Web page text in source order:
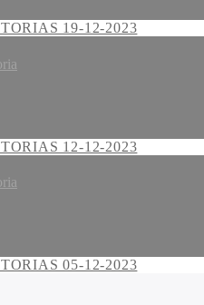
19-12-2023
12-12-2023
05-12-2023